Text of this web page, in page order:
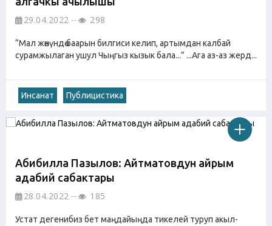
29.04.2022 298
“Мал жөнүндө баарын билгиси келип, артымдан калбай
сурамжылаган ушул Чыңгыз кызык бала...” ...Ага аз-аз жерд...
Инсанат Публицистика
Абибилла Пазылов: Айтматовдун айрым
адабий сабактары
28.04.2022 185
Устат дегенибиз бет маңдайыңда тикелей туруп акыл-